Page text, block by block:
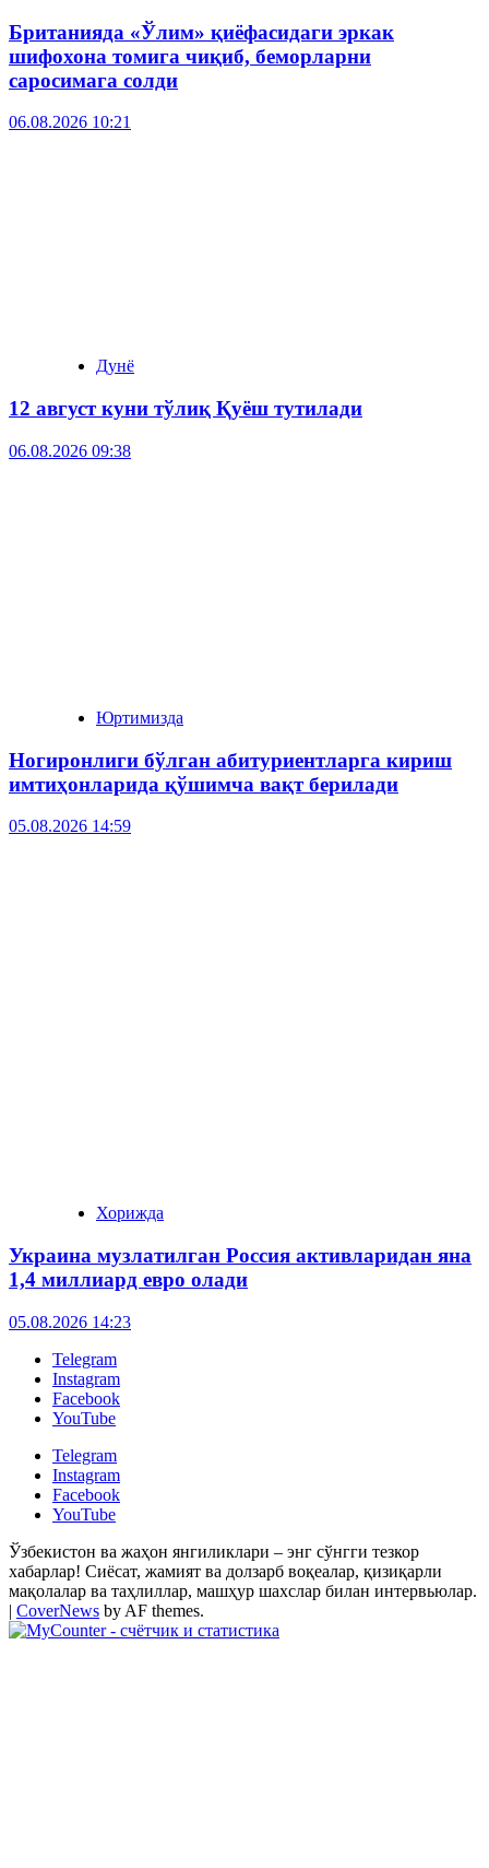
Британияда «Ўлим» қиёфасидаги эркак
шифохона томига чиқиб, беморларни
саросимага солди
06.08.2026 10:21
Дунё
12 август куни тўлиқ Қуёш тутилади
06.08.2026 09:38
Юртимизда
Ногиронлиги бўлган абитуриентларга кириш
имтиҳонларида қўшимча вақт берилади
05.08.2026 14:59
Хорижда
Украина музлатилган Россия активларидан яна
1,4 миллиард евро олади
05.08.2026 14:23
Telegram
Instagram
Facebook
YouTube
Telegram
Instagram
Facebook
YouTube
Ўзбекистон ва жаҳон янгиликлари – энг сўнгги тезкор
хабарлар! Сиёсат, жамият ва долзарб воқеалар, қизиқарли
мақолалар ва таҳлиллар, машҳур шахслар билан интервьюлар.
| CoverNews by AF themes.